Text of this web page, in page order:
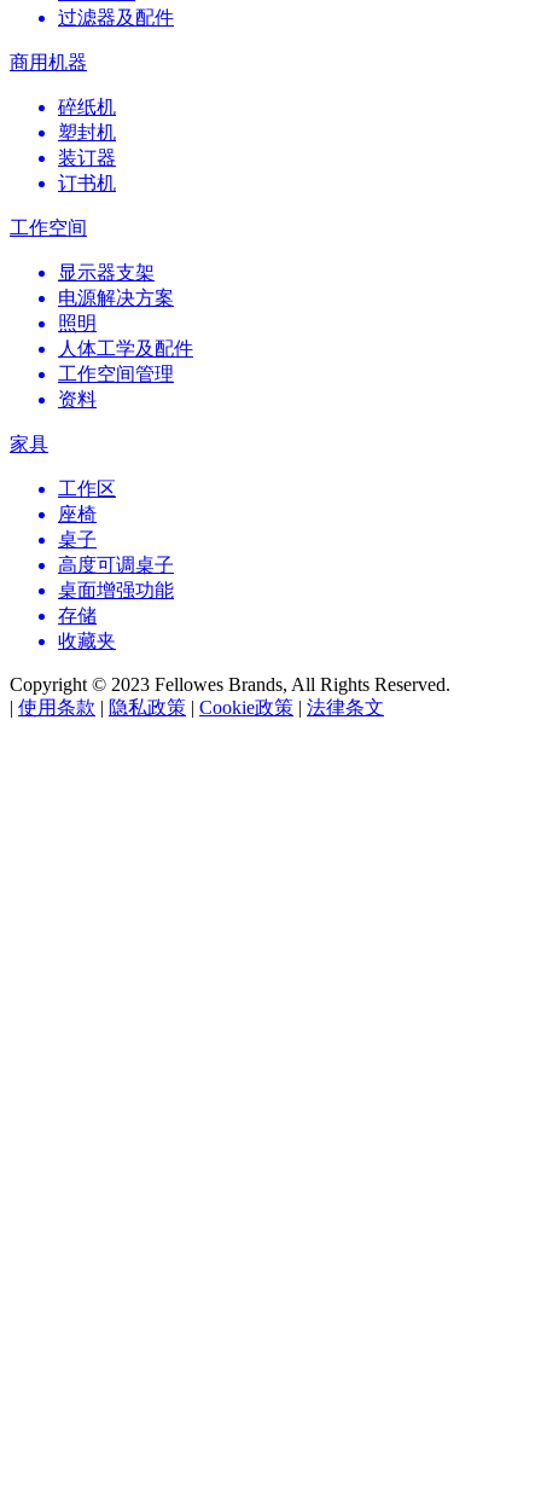
过滤器及配件
商用机器
碎纸机
塑封机
装订器
订书机
工作空间
显示器支架
电源解决方案
照明
人体工学及配件
工作空间管理
资料
家具
工作区
座椅
桌子
高度可调桌子
桌面增强功能
存储
收藏夹
Copyright © 2023 Fellowes Brands, All Rights Reserved.
| 使用条款 | 隐私政策 | Cookie政策 | 法律条文